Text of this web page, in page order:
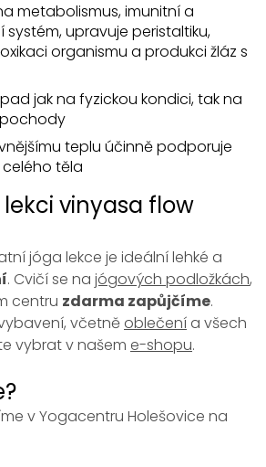
metabolismus, imunitní a
systém, upravuje peristaltiku,
organismu a produkci žláz s
jak na fyzickou kondici, tak na
teplu účinně podporuje
těla
lekci vinyasa flow
jóga lekce je ideální lehké a
. Cvičí se na jógových podložkách,
centru zdarma zapůjčíme.
včetně oblečení a všech
vybrat v našem e-shopu.
v Yogacentru Holešovice na